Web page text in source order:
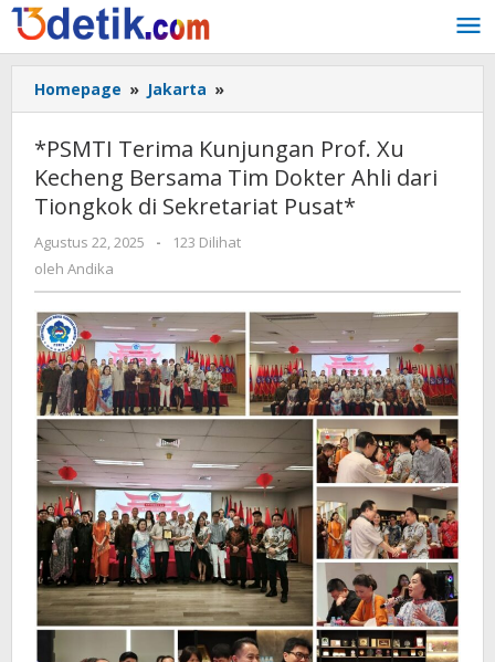
Lewati
ke
konten
Homepage » Jakarta »
Terima
Prof.
Xu
Kecheng
Tim
Ahli
Tiongkok
di
Sekretariat
Pusat*
*PSMTI Terima Kunjungan Prof. Xu
Kecheng Bersama Tim Dokter Ahli dari
Tiongkok di Sekretariat Pusat*
Agustus 22, 2025
oleh
-
123 Dilihat
oleh Andika